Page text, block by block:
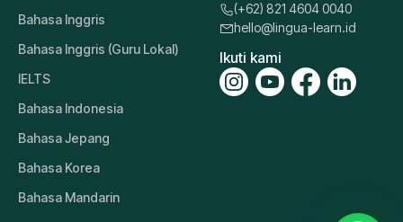
Bahasa Inggris
Bahasa Inggris (Guru Lokal)
IELTS
Bahasa Indonesia
Bahasa Jepang
Bahasa Korea
Bahasa Mandarin
(+62) 821 4604 0040
hello@lingua-learn.id
Ikuti kami